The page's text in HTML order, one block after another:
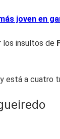
joven en
los insultos de
está a